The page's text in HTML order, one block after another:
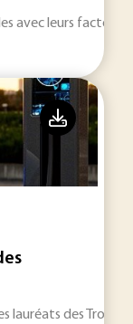
avec leurs facteurs
lauréats des